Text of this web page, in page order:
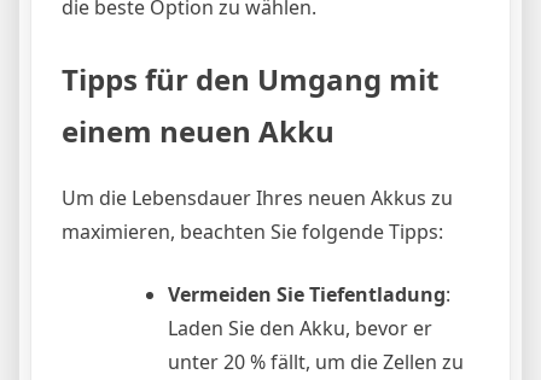
die beste Option zu wählen.
Tipps für den Umgang mit
einem neuen Akku
Um die Lebensdauer Ihres neuen Akkus zu
maximieren, beachten Sie folgende Tipps:
Vermeiden Sie Tiefentladung:
Laden Sie den Akku, bevor er
unter 20 % fällt, um die Zellen zu